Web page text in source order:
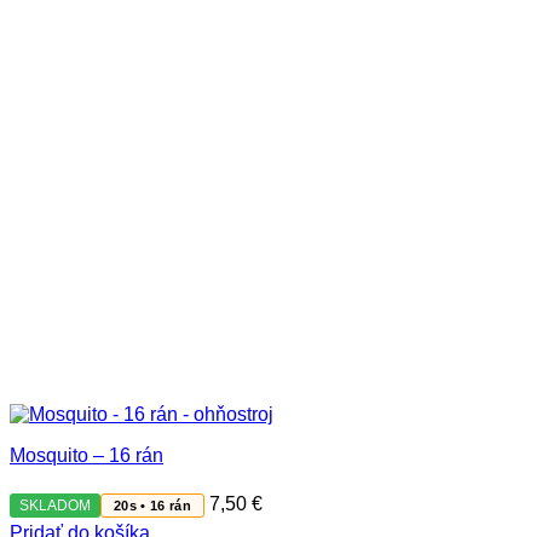
Mosquito – 16 rán
SKLADOM 20s • 16 rán 7,50 €
Pridať do košíka